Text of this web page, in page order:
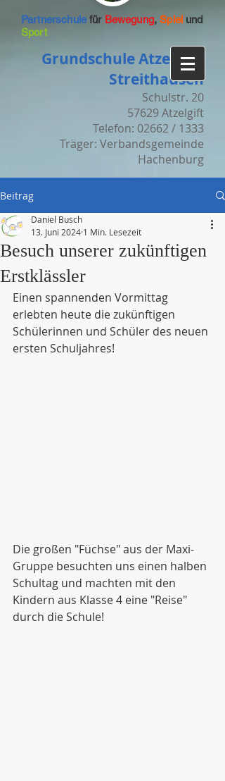
Partnerschulefür Bewegung,Spiel und
Sport
Grundschule Atzelgift-
Streithausen
Schulstr. 20
57629 Atzelgift
Telefon: 02662 / 1333
Träger: Verbandsgemeinde
Hachenburg
Beitrag
Besuch unserer zukünftigen
Erstklässler
Daniel Busch
13. Juni 2024 1 Min. Lesezeit
Einen spannenden Vormittag
erlebten heute die zukünftigen
Schülerinnen und Schüler des neuen
ersten Schuljahres!
Die großen "Füchse" aus der Maxi-
Gruppe besuchten uns einen halben
Schultag und machten mit den
Kindern aus Klasse 4 eine "Reise"
durch die Schule!